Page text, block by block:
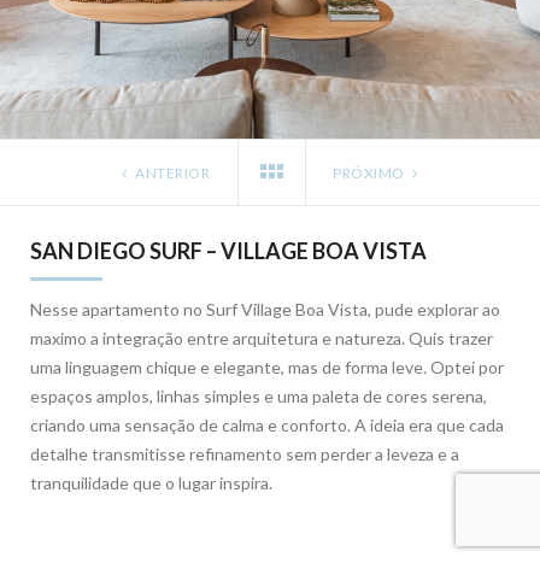
ANTERIOR PRÓXIMO
SAN DIEGO SURF – VILLAGE BOA VISTA
Nesse apartamento no Surf Village Boa Vista, pude explorar ao
maximo a integração entre arquitetura e natureza. Quis trazer
uma linguagem chique e elegante, mas de forma leve. Optei por
espaços amplos, linhas simples e uma paleta de cores serena,
criando uma sensação de calma e conforto. A ideia era que cada
detalhe transmitisse refinamento sem perder a leveza e a
tranquilidade que o lugar inspira.